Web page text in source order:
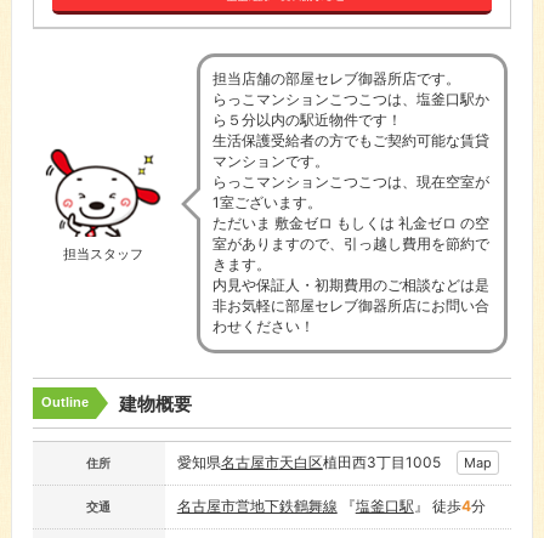
担当スタッフ
担当店舗の部屋セレブ御器所店です。
らっこマンションこつこつは、塩釜口駅か
ら５分以内の駅近物件です！
生活保護受給者の方でもご契約可能な賃貸
マンションです。
らっこマンションこつこつは、現在空室が
1室ございます。
ただいま 敷金ゼロ もしくは 礼金ゼロ の空
室がありますので、引っ越し費用を節約で
きます。
内見や保証人・初期費用のご相談などは是
非お気軽に部屋セレブ御器所店にお問い合
わせください！
Outline 建物概要
住所 愛知県名古屋市天白区植田西3丁目1005 Map
交通 名古屋市営地下鉄鶴舞線 『塩釜口駅』 徒歩4分